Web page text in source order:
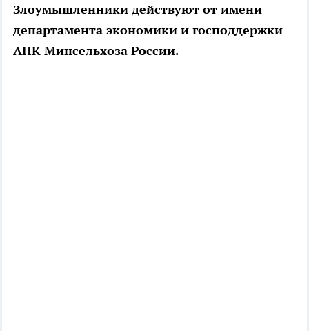
Злоумышленники действуют от имени
департамента экономики и господдержки
АПК Минсельхоза России.